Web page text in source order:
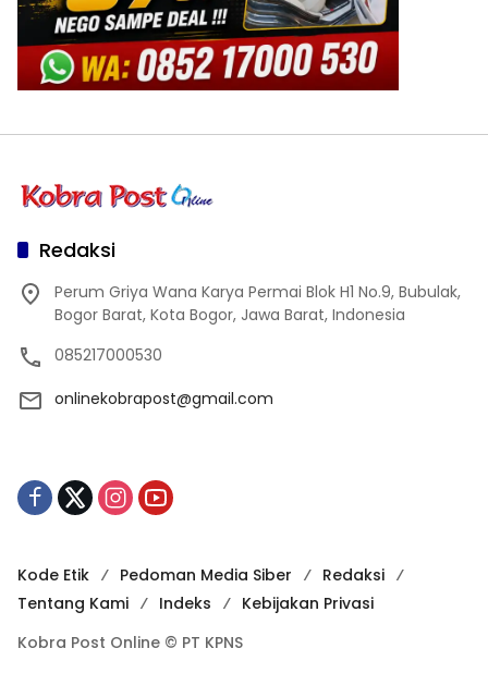
Redaksi
Perum Griya Wana Karya Permai Blok H1 No.9, Bubulak,
Bogor Barat, Kota Bogor, Jawa Barat, Indonesia
085217000530
onlinekobrapost@gmail.com
Kode Etik Pedoman Media Siber
Redaksi
Tentang Kami
Indeks
Kebijakan Privasi
Kobra Post Online © PT KPNS